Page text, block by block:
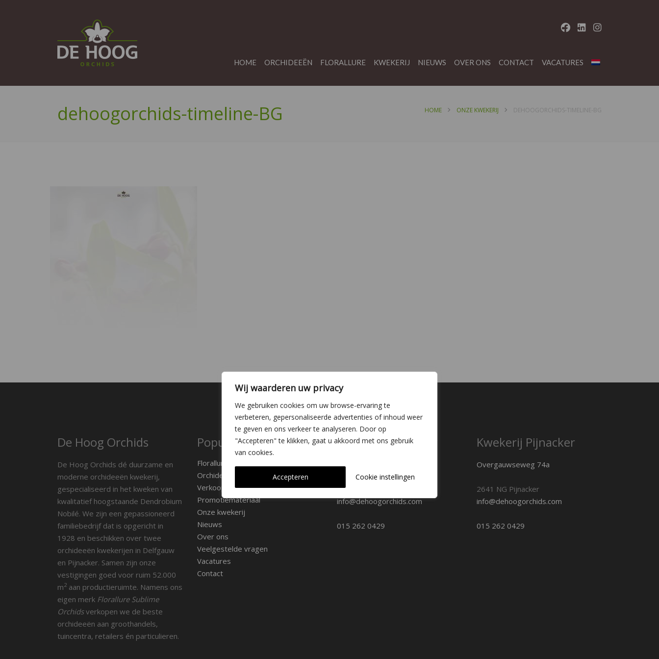
Wij waarderen uw privacy
We gebruiken cookies om uw browse-ervaring te
verbeteren, gepersonaliseerde advertenties of inhoud weer
te geven en ons verkeer te analyseren. Door op
"Accepteren" te klikken, gaat u akkoord met ons gebruik
van cookies.
Cookie instellingen
Accepteren
HOME ORCHIDEEËN FLORALLURE KWEKERIJ NIEUWS OVER ONS CONTACT VACATURES
dehoogorchids-timeline-BG HOME ONZE KWEKERIJ DEHOOGORCHIDS-TIMELINE-BG
De Hoog Orchids
De Hoog Orchids dé duurzame en
moderne orchideeën kwekerij,
gespecialiseerd in het kweken van
kwalitatief hoogstaande Dendrobium
Nobilé. We zijn een gepassioneerd
familiebedrijf dat is opgericht in
1928 en beschikken over twee
orchideeën kwekerijen in Delfgauw
en Pijnacker. Samen zijn onze
vestigingen goed voor ruim 52.000
m2 aan productieruimte. Namens ons
eigen merk Florallure Sublime
Orchidsverkopen we de beste
orchideeën aan groothandels,
tuincentra, retailers én particulieren.
Populaire pagina's
Florallure
Orchidee soorten
Verkooppunten
Promotiemateriaal
Onze kwekerij
Nieuws
Over ons
Veelgestelde vragen
Vacatures
Contact
Kwekerij Delfgauw
Vrederustlaan 10
2645 AW Delfgauw
info@dehoogorchids.com
015 262 0429
Kwekerij Pijnacker
Overgauwseweg 74a
2641 NG Pijnacker
info@dehoogorchids.com
015 262 0429